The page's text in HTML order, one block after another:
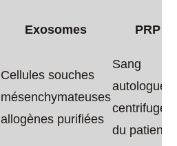
Exosomes PRP
Cellules souches
mésenchymateuses
allogènes purifiées
Sang
autologue
centrifugé
du patient